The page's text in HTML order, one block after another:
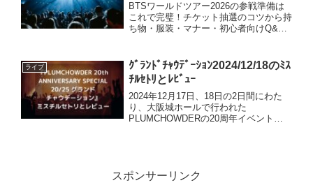
BTSワールドツアー2026の参戦準備は
これで完璧！チケット抽選のコツから持
ち物・服装・マナー・初心者向けQ&A
ライブ
ｸﾞﾗﾝﾄﾞﾁｬｳﾃﾞｰｼｮﾝ2024/12/18のﾐｽ
ﾁﾙｾﾄﾘとﾚﾋﾞｭｰ
2024年12月17日、18日の2日間にわた
り、大阪城ホールで行われた
PLUMCHOWDERの20周年イベント
スポンサーリンク